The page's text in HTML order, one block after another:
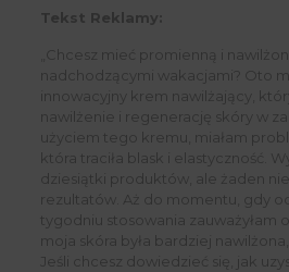
Tekst Reklamy:
„Chcesz mieć promienną i
nadchodzącymi wakacjami? Oto
innowacyjny krem nawilżający,
nawilżenie i regenerację skóry w
użyciem tego kremu, miałam
która traciła blask i elastyczność.
dziesiątki produktów, ale żaden
rezultatów. Aż do momentu, gdy
tygodniu stosowania zauważyłam
moja skóra była bardziej
Jeśli chcesz dowiedzieć się, jak